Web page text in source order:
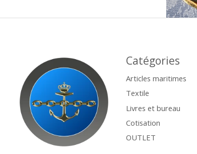
Catégories
Articles maritimes
Textile
Livres et bureau
Cotisation
OUTLET